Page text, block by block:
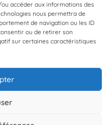
accéder aux informations des
nous permettra de
de navigation ou les ID
ou de retirer son
sur certaines caractéristiques
BioLit
maintenant